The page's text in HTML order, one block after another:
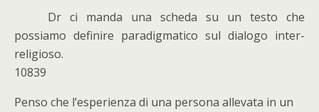
Dr ci manda una scheda su un testo che
possiamo definire paradigmatico sul dialogo inter-
religioso.
10839
Penso che l’esperienza di una persona allevata in un